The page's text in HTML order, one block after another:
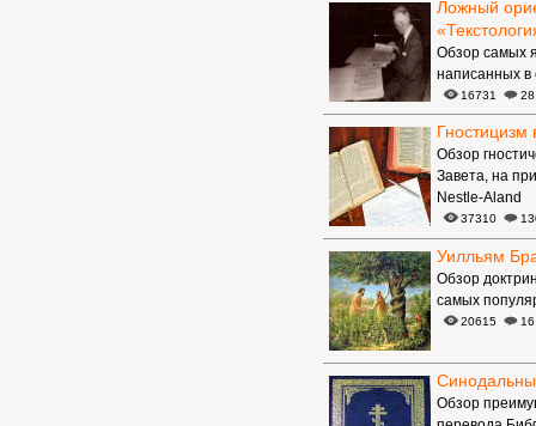
Ложный
Обзор самых
написанных в
16731 28
Гностицизм
Обзор
Завета, на
Nestle-Aland
37310
Уилльям
Обзор
самых
20615 16
Обзор